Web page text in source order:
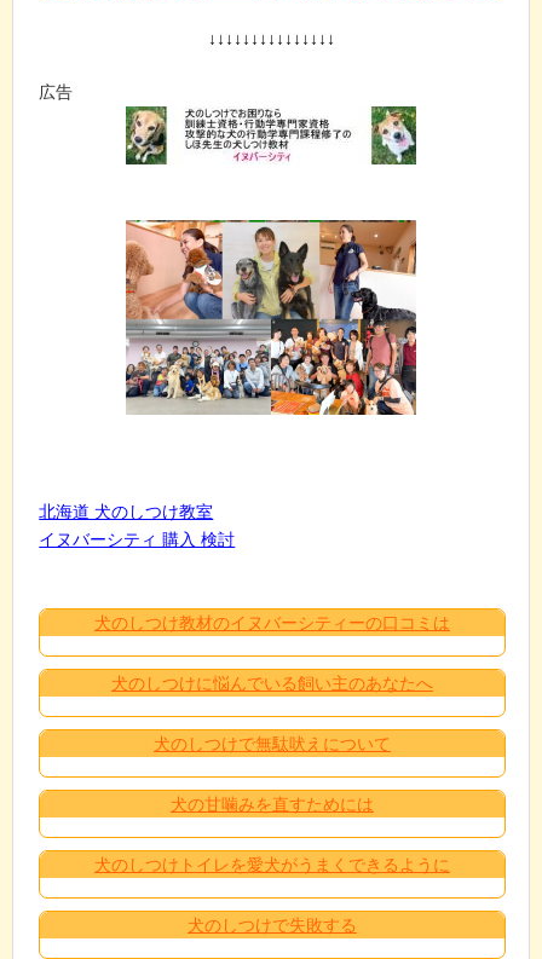
↓↓↓↓↓↓↓↓↓↓↓↓↓↓↓
広告
北海道 犬のしつけ教室
イヌバーシティ 購入 検討
犬のしつけ教材のイヌバーシティーの口コミは
犬のしつけに悩んでいる飼い主のあなたへ
犬のしつけで無駄吠えについて
犬の甘噛みを直すためには
犬のしつけトイレを愛犬がうまくできるように
犬のしつけで失敗する